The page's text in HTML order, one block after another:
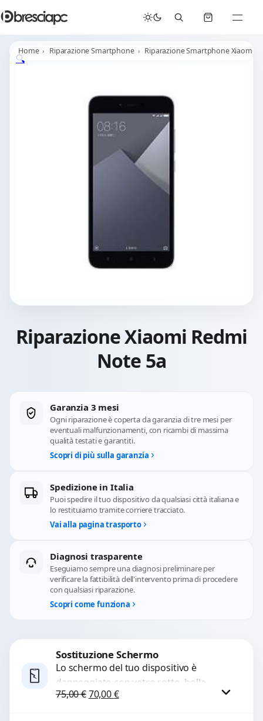
☀️ Chiusura Estiva - Il laboratorio resterà chiuso per ferie dal 29/06/2026 al 05/07/2026 compresi.
Home Riparazione Smartphone Riparazione Smartphone Xiaomi
🔍
Riparazione Xiaomi Redmi
Note 5a
Garanzia 3 mesi
Ogni riparazione è coperta da garanzia di tre mesi per
eventuali malfunzionamenti, con ricambi di massima
qualità testati e garantiti.
Scopri di più sulla garanzia
Spedizione in Italia
Puoi spedire il tuo dispositivo da qualsiasi città italiana e
lo restituiamo tramite corriere tracciato.
Vai alla pagina trasporto
Diagnosi trasparente
Eseguiamo sempre una diagnosi preliminare per
verificare la fattibilità dell'intervento prima di procedere
con qualsiasi riparazione.
Scopri come funziona
Sostituzione Schermo
Lo schermo del tuo dispositivo è
danneggiato con vetro rotto, bolle,
macchie, schermo nero o pixel morti?
75,00€Il prezzo originale era: 75,00 €.
70,00€Il prezzo attuale è: 70,00 €.